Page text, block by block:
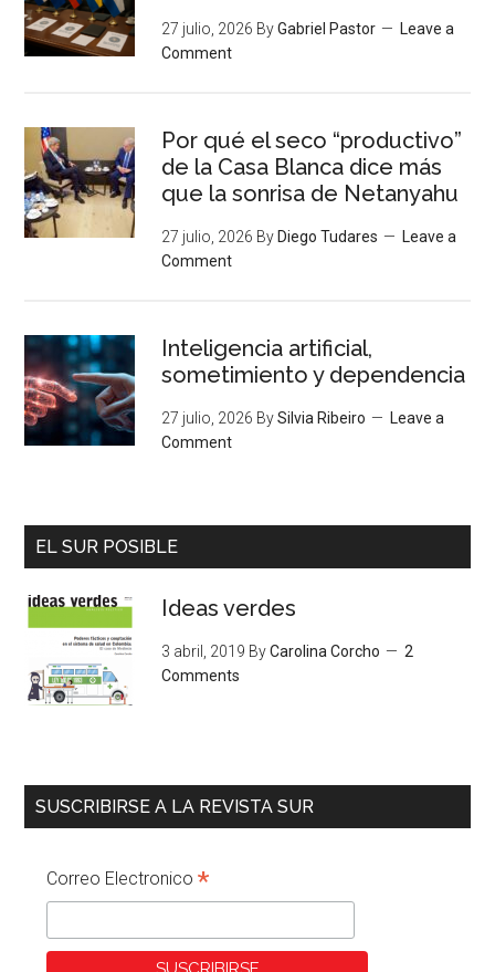
27 julio, 2026 ByGabriel Pastor
Leave a
Comment
Por qué el seco “productivo”
de la Casa Blanca dice más
que la sonrisa de Netanyahu
27 julio, 2026 By Diego Tudares
Leave a
Comment
Inteligencia artificial,
sometimiento y dependencia
27 julio, 2026 BySilvia Ribeiro
Leave a
Comment
EL SUR POSIBLE
Ideas verdes
3 abril, 2019 ByCarolina Corcho
2
Comments
SUSCRIBIRSE A LA REVISTA SUR
Correo Electronico*